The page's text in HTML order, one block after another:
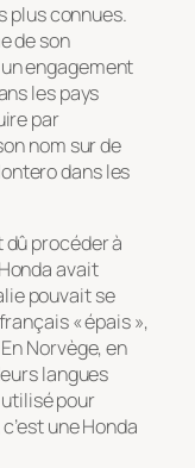
plus connues.
de son
engagement
les pays
par
nom sur de
dans les
procéder à
avait
pouvait se
« épais »,
Norvège, en
langues
pour
une Honda